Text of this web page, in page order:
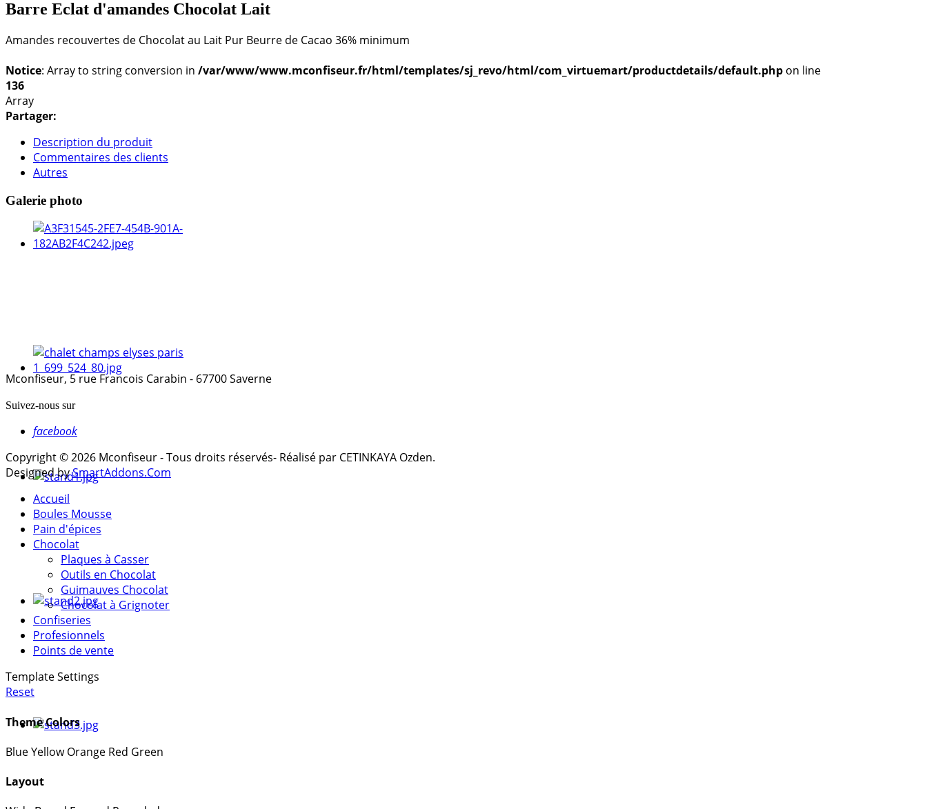
Barre Eclat d'amandes Chocolat Lait
Amandes recouvertes de Chocolat au Lait Pur Beurre de Cacao 36% minimum
Notice: Array to string conversion in /var/www/www.mconfiseur.fr/html/templates/sj_revo/html/com_virtuemart/productdetails/default.php on line
136
Array
Partager:
Description du produit
Commentaires des clients
Autres
Galerie photo
Mconfiseur, 5 rue Francois Carabin - 67700 Saverne
Suivez-nous sur
facebook
Copyright © 2026 Mconfiseur - Tous droits réservés- Réalisé par CETINKAYA Ozden.
Designed bySmartAddons.Com
Accueil
Boules Mousse
Pain d'épices
Chocolat
Plaques à Casser
Outils en Chocolat
Guimauves Chocolat
Chocolat à Grignoter
Confiseries
Profesionnels
Points de vente
Template Settings
Reset
Theme Colors
BlueYellow Orange Red Green
Layout